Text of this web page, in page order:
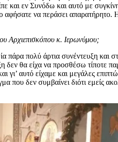
και εν Συνόδω και αυτό με
αφήσατε να περάσει
Αρχιεπισκόπου κ. Ιερωνύμου;
πάρα πολύ άρτια συνέντευξη
δεν θα είχα να προσθέσω τίποτε
γι’ αυτό είχαμε και μεγάλες
που δεν συμβαίνει διότι εμείς